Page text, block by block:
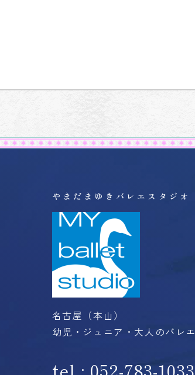
やまだまゆきバレエスタジオ
名古屋（本山）
幼児・ジュニア・大人のバレエ